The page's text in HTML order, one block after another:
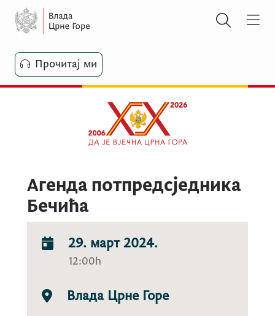
Прочитај ми
Агенда потпредсједника
Бечића
29. март 2024.
12:00h
Влада Црне Горе